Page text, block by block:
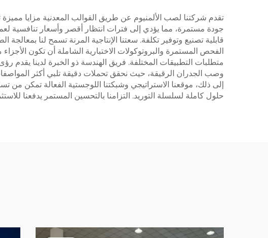
تقدم شركتنا لصب الألمنيوم عن طريق القوالب المعدنية مزايا مميزة
جودة مستمرة، مما يؤدي إلى فترات انتظار أقصر وأسعار تنافسية
قابلية تصنيع وتوفير تكلفة. سعتنا الإنتاجية المرنة تسمح لنا
الفحص المستمرة والبروتوكولات الاختبارية الشاملة أن تكون
متطلبات التطبيقات المختلفة. فريق الهندسة ذو الخبرة لدينا يقدم
وصب الجدران الرقيقة، حيث نحقق تحملات دقيقة تلبي أكثر
إلى ذلك، موقعنا الاستراتيجي وشبكتنا اللوجستية الفعالة تمكن
حلول كاملة لسلسلة التوريد. التزامنا بالتحسين المستمر يدفعنا